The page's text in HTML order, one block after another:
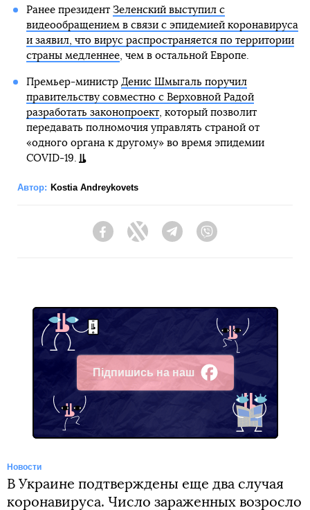
Ранее президент Зеленский выступил с
видеообращением в связи с эпидемией коронавируса
и заявил, что вирус распространяется по территории
страны медленнее, чем в остальной Европе.
Премьер-министр Денис Шмыгаль поручил
правительству совместно с Верховной Радой
разработать законопроект, который позволит
передавать полномочия управлять страной от
«одного органа к другому» во время эпидемии
COVID-19.
Автор: Kostia Andreykovets
FacebookTwitter Telegram
Підпишись на наш
Facebook
Новости
В Украине подтверждены еще два случая
коронавируса. Число зараженных возросло